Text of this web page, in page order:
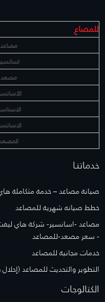
للمصاع
مصاعد
اسانسير
مصعد
خدماتنـا
صيانة مصاعد – خدمة متكاملة
خطط صيانه شهرية للمصاعد
مصاعد -اسانسير- شركة هاي
- سعر مصعد-للمصاعد
خدمات مجانية للمصاعد
التطوير والتحديث للمصاعد
الكتالوجات